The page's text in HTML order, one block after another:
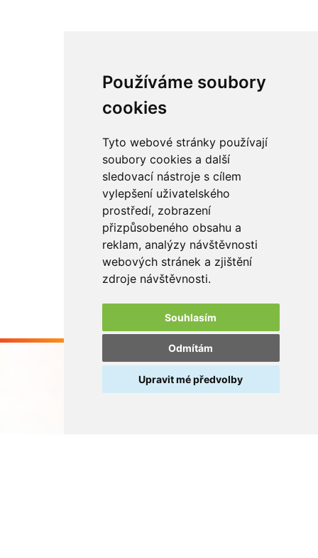
Používáme soubory
cookies
Tyto webové stránky používají
soubory cookies a další
sledovací nástroje s cílem
vylepšení uživatelského
prostředí, zobrazení
přizpůsobeného obsahu a
reklam, analýzy návštěvnosti
webových stránek a zjištění
zdroje návštěvnosti.
Souhlasím
Odmítám
Upravit mé předvolby